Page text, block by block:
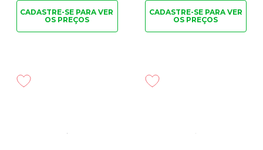
CADASTRE-SE PARAVER
OS PREÇOS
CADASTRE-SE PARAVER
OS PREÇOS